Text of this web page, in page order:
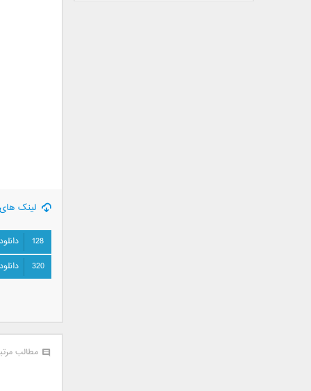
لینک
128
320
مطالب